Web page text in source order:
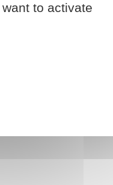
to activate